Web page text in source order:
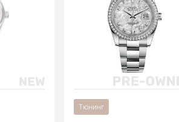
Тюнинг